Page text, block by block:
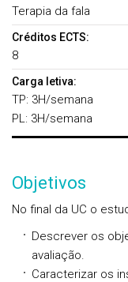
Terapia da fala
Créditos ECTS:
8
Carga letiva:
TP: 3H/semana
PL: 3H/semana
Objetivos
No final da UC o
Descrever os
avaliação.
Caracterizar os